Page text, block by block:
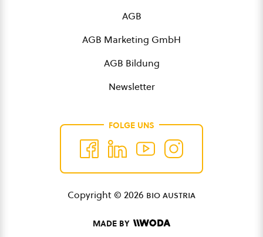
AGB
AGB Marketing GmbH
AGB Bildung
Newsletter
FOLGE UNS
Copyright © 2026 bio austria
MADE BY